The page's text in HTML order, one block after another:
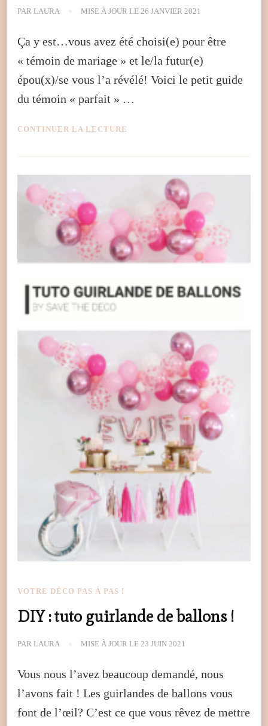
PAR LAURA MISE À JOUR LE 26 JANVIER 2021
Ça y est…vous avez été choisi(e) pour être
« témoin de mariage » et le/la futur(e)
épou(x)/se vous l’a révélé! Voici le petit guide
du témoin « parfait » …
CONTINUER LA LECTURE
VOTRE DÉCO PAS À PAS !
DIY : tuto guirlande de ballons !
PAR LAURA MISE À JOUR LE 23 JUIN 2021
Vous nous l’avez beaucoup demandé, nous
l’avons fait ! Les guirlandes de ballons vous
font de l’œil? C’est ce que vous rêvez de mettre